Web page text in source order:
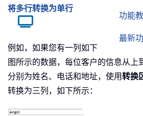
功能
最新功
将多行转换为单行
例如，如果您有一列如下
图所示的数据，每位客户的信息从上
分别为姓名、电话和地址，使用转换
转换为三列，如下所示：